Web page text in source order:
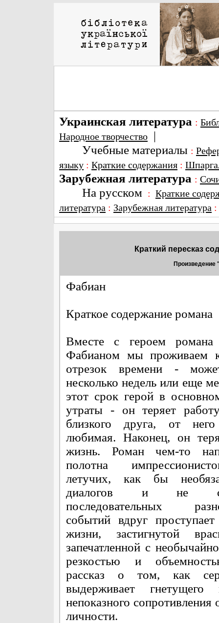
Украинская литература :
Народное творчество |
Учебные материалы :
языку : Краткие содержания :
Зарубежная литература :
На русском : Краткие
литература : Зарубежная литература
Краткий пересказ
Произведение
Фабиан
Краткое содержание романа
Вместе с героем
Фабианом мы проживаем
отрезок времени -
несколько недель или еще
этот срок герой в
утраты - он теряет
близкого друга, от
любимая. Наконец, он
жизнь. Роман чем-то
полотна
летучих, как бы
диалогов и не
последовательных
событий вдруг проступает
жизни, застигнутой
запечатленной с
резкостью и
рассказ о том, как
выдерживает
непоказного сопротивления
личности.